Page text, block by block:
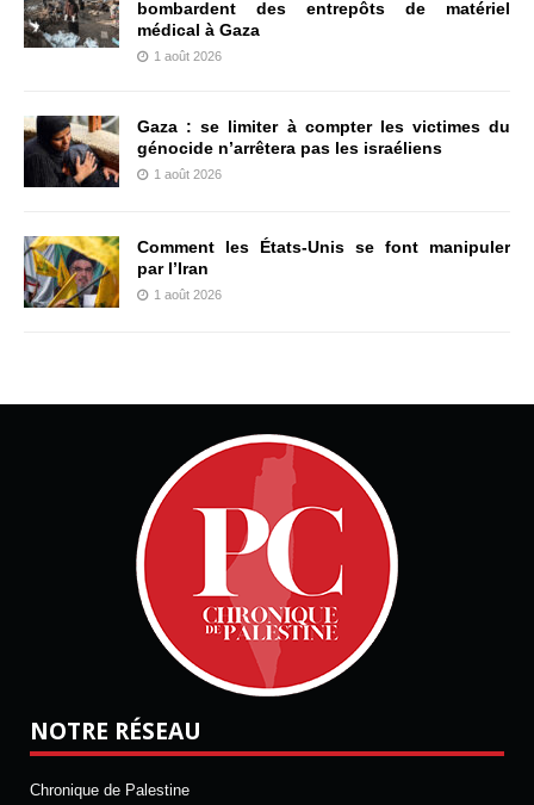
bombardent des entrepôts de matériel
médical à Gaza
1 août 2026
Gaza : se limiter à compter les victimes du
génocide n’arrêtera pas les israéliens
1 août 2026
Comment les États-Unis se font manipuler
par l’Iran
1 août 2026
NOTRE RÉSEAU
Chronique de Palestine